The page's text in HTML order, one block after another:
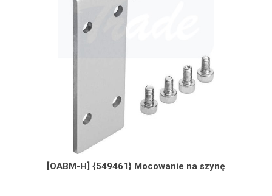
[OABM-H] {549461} Mocowanie na szynę